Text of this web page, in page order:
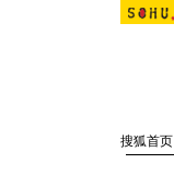
搜狐首页